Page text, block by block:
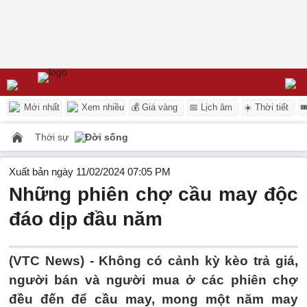
Mới nhất Xem nhiều 💰 Giá vàng 📅 Lịch âm ☀️ Thời tiết
Thời sự Đời sống
Xuất bản ngày 11/02/2024 07:05 PM
Những phiên chợ cầu may độc
đáo dịp đầu năm
(VTC News) - Không có cảnh kỳ kèo trả giá,
người bán và người mua ở các phiên chợ
đều đến để cầu may, mong một năm may